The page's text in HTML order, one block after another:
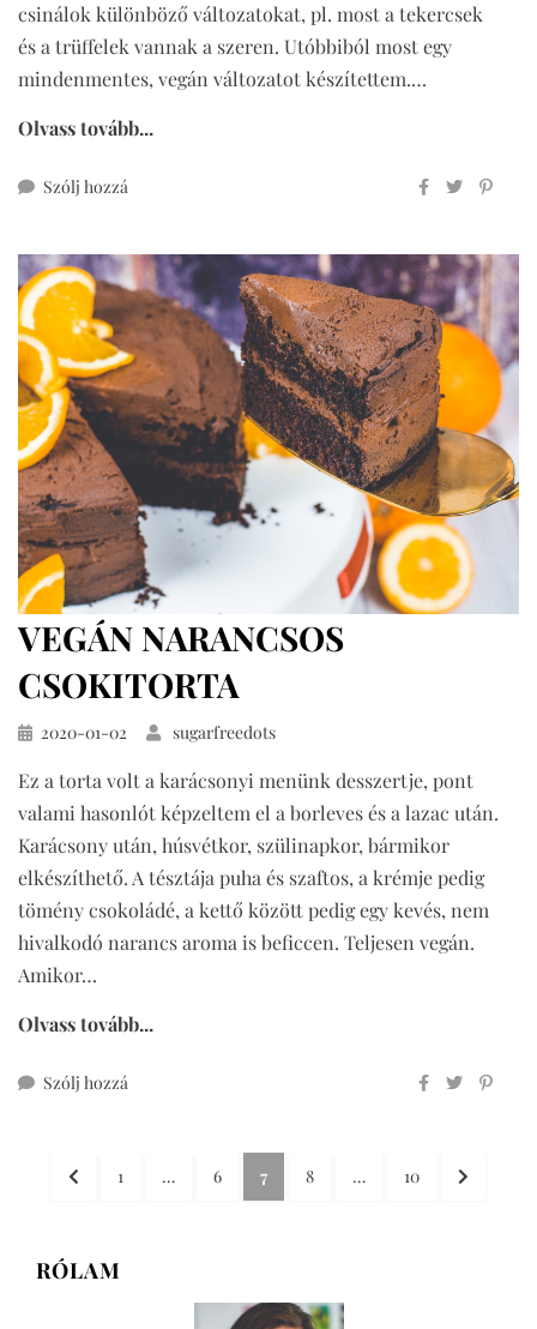
csinálok különböző változatokat, pl. most a tekercsek
és a trüffelek vannak a szeren. Utóbbiból most egy
mindenmentes, vegán változatot készítettem.…
Olvass tovább...
Szólj hozzá
trüffelgolyó
VEGÁN NARANCSOS
CSOKITORTA
Közzétéve
2020-01-02 sugarfreedots
Ez a torta volt a karácsonyi menünk desszertje, pont
valami hasonlót képzeltem el a borleves és a lazac után.
Karácsony után, húsvétkor, szülinapkor, bármikor
elkészíthető. A tésztája puha és szaftos, a krémje pedig
tömény csokoládé, a kettő között pedig egy kevés, nem
hivalkodó narancs aroma is beficcen. Teljesen vegán.
Amikor…
Olvass tovább...
Szólj hozzá
Bejegyzések
ELŐZŐOLDAL
1 … OLDAL
6 OLDAL
7 OLDAL
8 … OLDAL
10
RÓLAM